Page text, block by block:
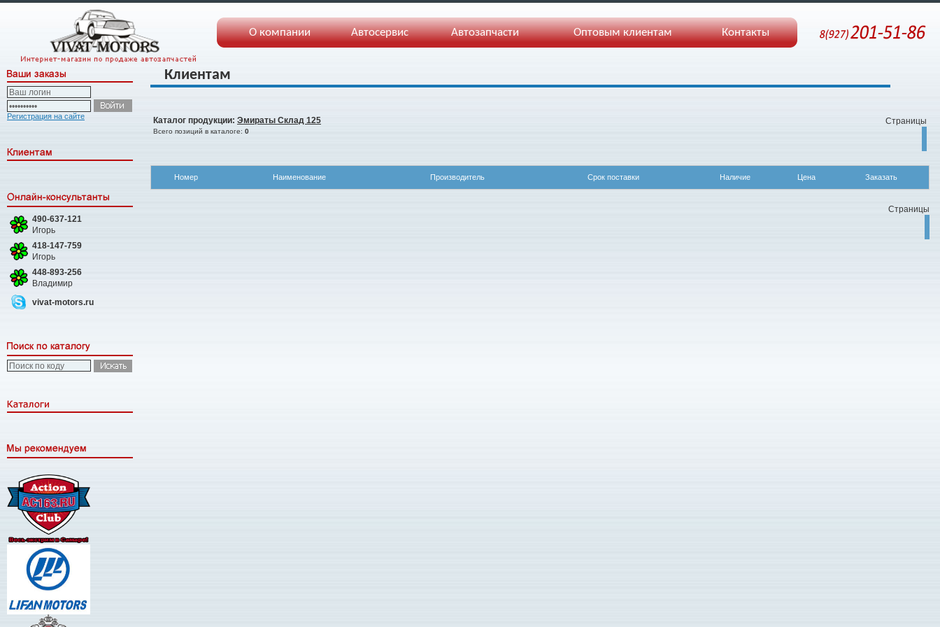
О компании Автосервис Автозапчасти Оптовым клиентам Контакты
Регистрация на сайте
490-637-121
Игорь
418-147-759
Игорь
448-893-256
Владимир
vivat-motors.ru
Клиентам
Каталог продукции: Эмираты Склад 125
Всего позиций в каталоге: 0
Страницы
Номер Наименование Производитель Срок поставки Наличие Цена Заказать
Страницы